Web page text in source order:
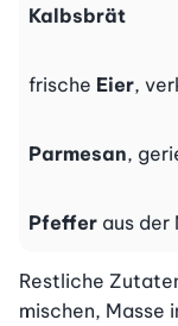
Kalbsbrät
frische Eier,
Parmesan,
Pfeffer aus der
Restliche
mischen, Masse